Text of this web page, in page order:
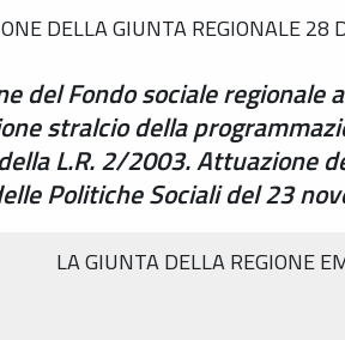
DELLA GIUNTA REGIONALE
del Fondo sociale regionale
stralcio della
L.R. 2/2003. Attuazione
Politiche Sociali del 23
LA GIUNTA DELLA REGIONE